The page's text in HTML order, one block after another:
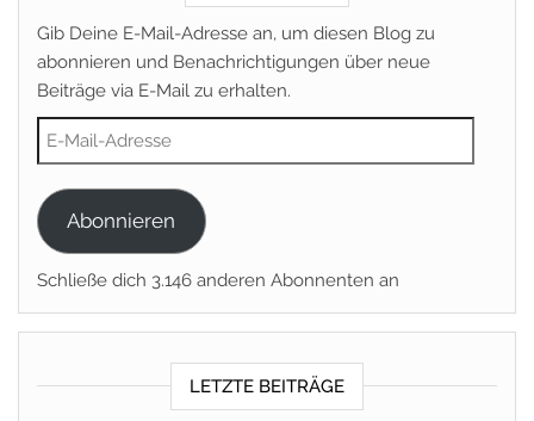
Gib Deine E-Mail-Adresse an, um diesen Blog zu
abonnieren und Benachrichtigungen über neue
Beiträge via E-Mail zu erhalten.
E-Mail-Adresse
Abonnieren
Schließe dich 3.146 anderen Abonnenten an
LETZTE BEITRÄGE